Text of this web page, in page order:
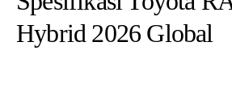
Hybrid 2026 Global